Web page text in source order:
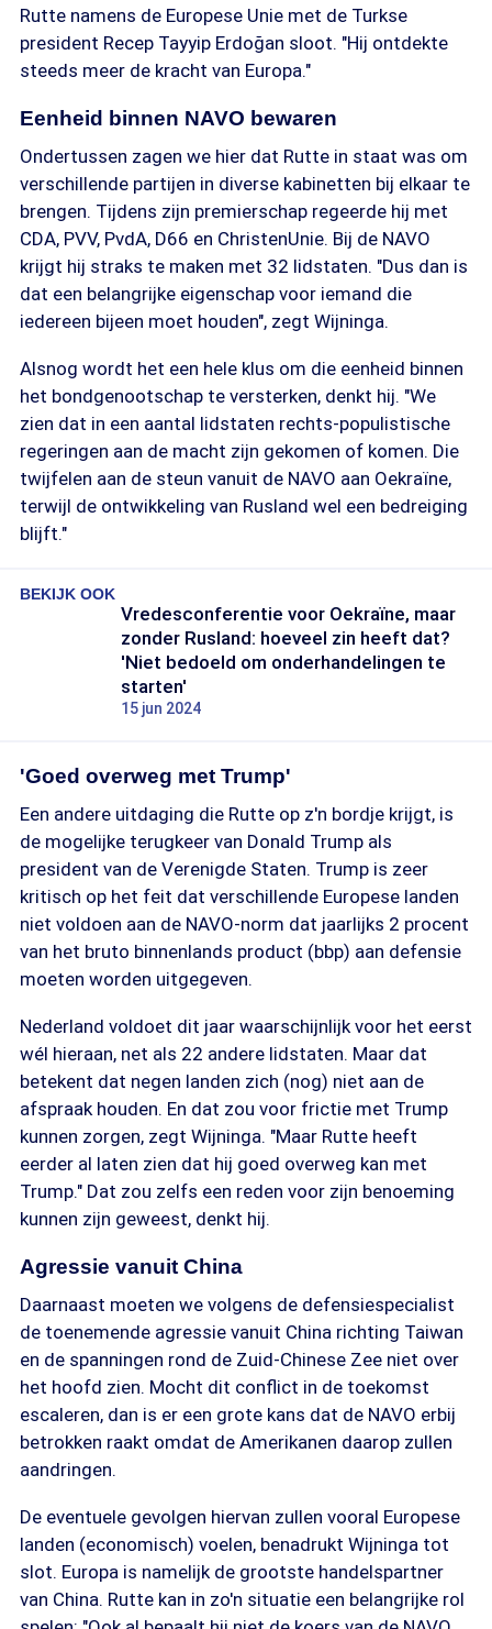
Rutte namens de Europese Unie met de Turkse
president Recep Tayyip Erdoğan sloot. "Hij ontdekte
steeds meer de kracht van Europa."
Eenheid binnen NAVO bewaren
Ondertussen zagen we hier dat Rutte in staat was om
verschillende partijen in diverse kabinetten bij elkaar te
brengen. Tijdens zijn premierschap regeerde hij met
CDA, PVV, PvdA, D66 en ChristenUnie. Bij de NAVO
krijgt hij straks te maken met 32 lidstaten. "Dus dan is
dat een belangrijke eigenschap voor iemand die
iedereen bijeen moet houden", zegt Wijninga.
Alsnog wordt het een hele klus om die eenheid binnen
het bondgenootschap te versterken, denkt hij. "We
zien dat in een aantal lidstaten rechts-populistische
regeringen aan de macht zijn gekomen of komen. Die
twijfelen aan de steun vanuit de NAVO aan Oekraïne,
terwijl de ontwikkeling van Rusland wel een bedreiging
blijft."
BEKIJK OOK
Vredesconferentie voor Oekraïne, maar
zonder Rusland: hoeveel zin heeft dat?
'Niet bedoeld om onderhandelingen te
starten'
15 jun 2024
'Goed overweg met Trump'
Een andere uitdaging die Rutte op z'n bordje krijgt, is
de mogelijke terugkeer van Donald Trump als
president van de Verenigde Staten. Trump is zeer
kritisch op het feit dat verschillende Europese landen
niet voldoen aan de NAVO-norm dat jaarlijks 2 procent
van het bruto binnenlands product (bbp) aan defensie
moeten worden uitgegeven.
Nederland voldoet dit jaar waarschijnlijk voor het eerst
wél hieraan, net als 22 andere lidstaten. Maar dat
betekent dat negen landen zich (nog) niet aan de
afspraak houden. En dat zou voor frictie met Trump
kunnen zorgen, zegt Wijninga. "Maar Rutte heeft
eerder al laten zien dat hij goed overweg kan met
Trump." Dat zou zelfs een reden voor zijn benoeming
kunnen zijn geweest, denkt hij.
Agressie vanuit China
Daarnaast moeten we volgens de defensiespecialist
de toenemende agressie vanuit China richting Taiwan
en de spanningen rond de Zuid-Chinese Zee niet over
het hoofd zien. Mocht dit conflict in de toekomst
escaleren, dan is er een grote kans dat de NAVO erbij
betrokken raakt omdat de Amerikanen daarop zullen
aandringen.
De eventuele gevolgen hiervan zullen vooral Europese
landen (economisch) voelen, benadrukt Wijninga tot
slot. Europa is namelijk de grootste handelspartner
van China. Rutte kan in zo'n situatie een belangrijke rol